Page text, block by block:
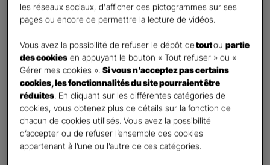
Etes-vous déjà client Gan assurances ?*
Oui
Non
Civilité*
Madame
Monsieur
Contact*
les réseaux sociaux, d'afficher des pictogrammes sur ses
pages ou encore de permettre la lecture de vidéos.
Vous avez la possibilité de refuser le dépôt detoutoupartie
des cookies en appuyant le bouton « Tout refuser » ou «
Gérer mes cookies ».Si vous n’acceptez pas certains
cookies, les fonctionnalités du site pourraient être
réduites. En cliquant sur les différentes catégories de
cookies, vous obtenez plus de détails sur la fonction de
chacun de cookies utilisés. Vous avez la possibilité
d’accepter ou de refuser l’ensemble des cookies
appartenant à l’une ou l’autre de ces catégories.